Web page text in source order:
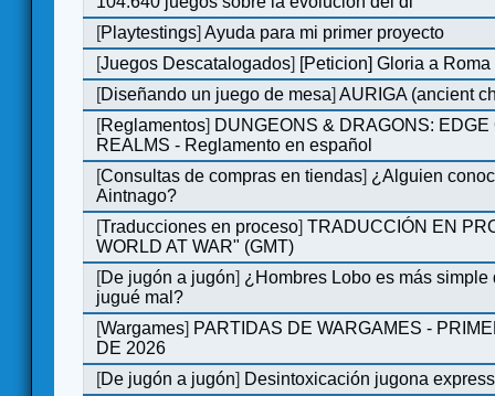
[Playtestings]Ayuda para mi primer proyecto
[Juegos Descatalogados] [Peticion] Gloria a Roma
[Diseñando un juego de mesa]AURIGA (ancient
[Reglamentos] DUNGEONS & DRAGONS: EDGE
REALMS - Reglamento en español
[Consultas de compras en tiendas] ¿Alguien
Aintnago?
[Traducciones en proceso]TRADUCCIÓN EN
WORLD AT WAR" (GMT)
[De jugón a jugón] ¿Hombres Lobo es más simple
jugué mal?
[Wargames] PARTIDAS DE WARGAMES -
DE 2026
[De jugón a jugón] Desintoxicación jugona express